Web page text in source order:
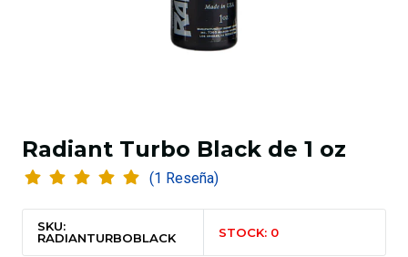
Radiant Turbo Black de 1 oz
(1 Reseña)
SKU:
RADIANTURBOBLACK
STOCK: 0